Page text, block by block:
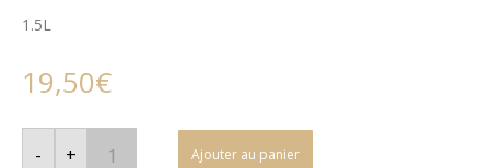
1.5L
19,50€
-
quantité
+ Ajouter au panier